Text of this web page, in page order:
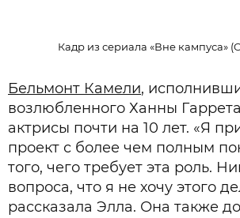
Кадр из сериала «Вне кампуса»
Бельмонт Камели,
возлюбленного Ханны
актрисы почти на 10 лет. «Я
проект с более чем полным
того, чего требует эта роль.
вопроса, что я не хочу этого
рассказала Элла. Она также